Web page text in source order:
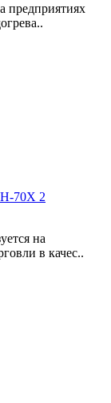
предприятиях
на
в качес..